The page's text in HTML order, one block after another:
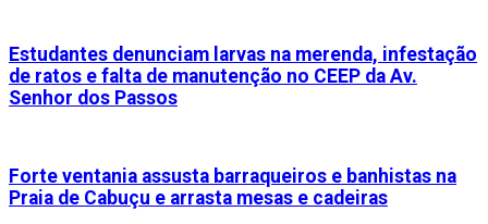
Estudantes denunciam larvas na merenda, infestação
de ratos e falta de manutenção no CEEP da Av.
Senhor dos Passos
Forte ventania assusta barraqueiros e banhistas na
Praia de Cabuçu e arrasta mesas e cadeiras